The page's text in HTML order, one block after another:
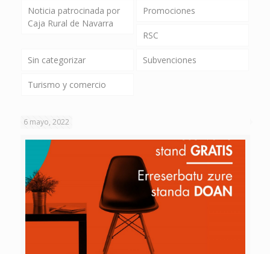
Noticia patrocinada por
Caja Rural de Navarra
Promociones
RSC
Sin categorizar Subvenciones
Turismo y comercio
6 mayo, 2022